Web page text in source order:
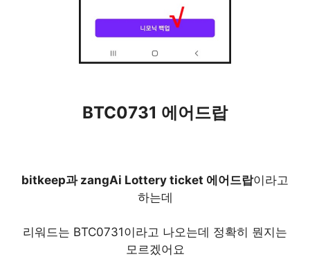
BTC0731 에어드랍
bitkeep과 zangAi Lottery ticket 에어드랍이라고
하는데
리워드는 BTC0731이라고 나오는데 정확히 뭔지는
모르겠어요